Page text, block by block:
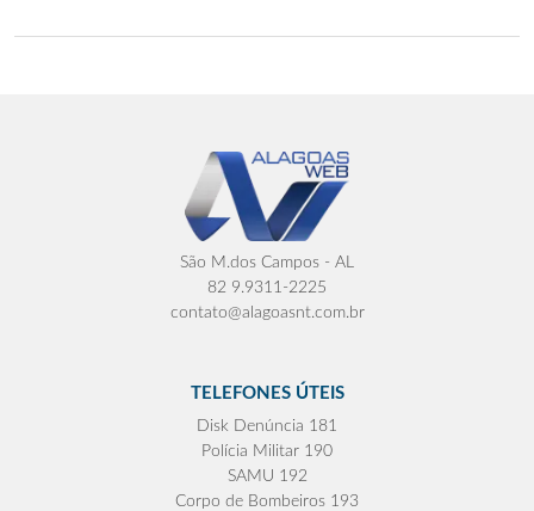
São M.dos Campos - AL
82 9.9311-2225
contato@alagoasnt.com.br
TELEFONES ÚTEIS
Disk Denúncia 181
Polícia Militar 190
SAMU 192
Corpo de Bombeiros 193